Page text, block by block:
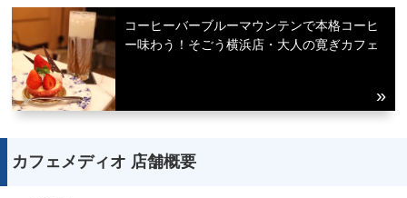
コーヒーバーブルーマウンテンで本格コーヒ
ー味わう！そごう横浜店・大人の寛ぎカフェ
カフェメディオ 店舗概要